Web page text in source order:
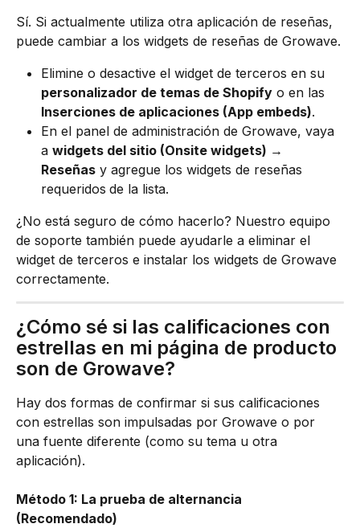
Sí. Si actualmente utiliza otra aplicación de reseñas,
puede cambiar a los widgets de reseñas de Growave.
Elimine o desactive el widget de terceros en su
personalizador de temas de Shopify o en las
Inserciones de aplicaciones (App embeds).
En el panel de administración de Growave, vaya
a widgets del sitio (Onsite widgets) →
Reseñas y agregue los widgets de reseñas
requeridos de la lista.
¿No está seguro de cómo hacerlo? Nuestro equipo
de soporte también puede ayudarle a eliminar el
widget de terceros e instalar los widgets de Growave
correctamente.
¿Cómo sé si las calificaciones con
estrellas en mi página de producto
son de Growave?
Hay dos formas de confirmar si sus calificaciones
con estrellas son impulsadas por Growave o por
una fuente diferente (como su tema u otra
aplicación).
Método 1: La prueba de alternancia
(Recomendado)